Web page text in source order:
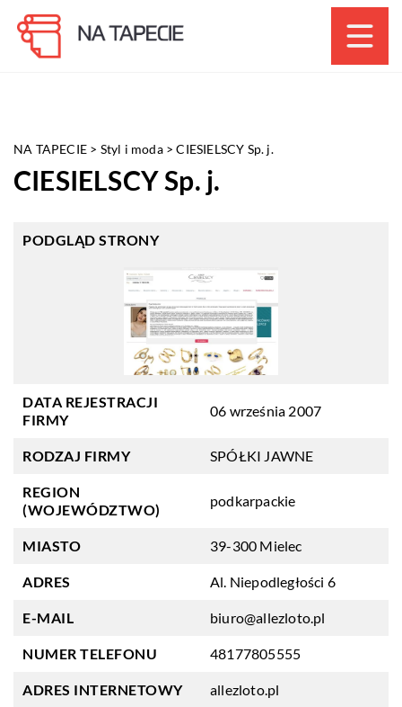
NA TAPECIE > Styl i moda>CIESIELSCY Sp. j.
CIESIELSCY Sp. j.
PODGLĄD STRONY
DATA REJESTRACJI
FIRMY
06 września 2007
RODZAJ FIRMY SPÓŁKI JAWNE
REGION
(WOJEWÓDZTWO)
podkarpackie
MIASTO 39-300 Mielec
ADRES Al. Niepodległości 6
E-MAIL biuro@allezloto.pl
NUMER TELEFONU 48177805555
ADRES INTERNETOWY allezloto.pl